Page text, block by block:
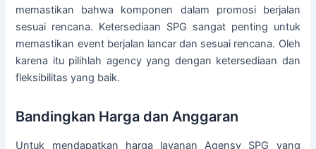
memastikan bahwa komponen dalam promosi berjalan
sesuai rencana. Ketersediaan SPG sangat penting untuk
memastikan event berjalan lancar dan sesuai rencana. Oleh
karena itu pilihlah agency yang dengan ketersediaan dan
fleksibilitas yang baik.
Bandingkan Harga dan Anggaran
Untuk mendapatkan harga layanan Agensy SPG yang